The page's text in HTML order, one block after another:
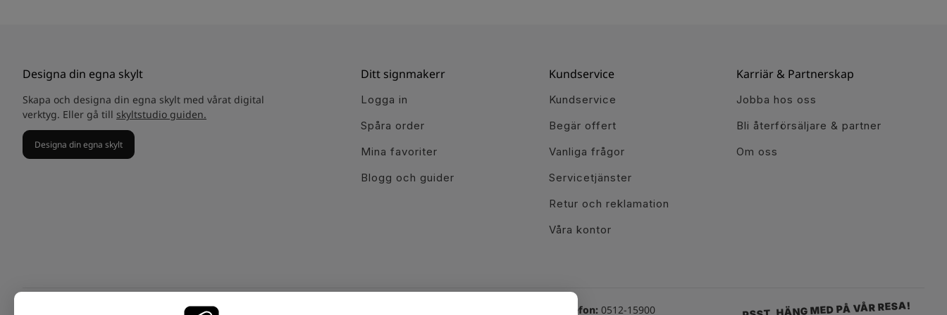
Designa din egna skylt
Skapa och designa din egna skylt med vårat digital
verktyg. Eller gå till skyltstudio guiden.
Designa din egna skylt
Ditt signmakerr
Logga in
Spåra order
Mina favoriter
Blogg och guider
Kundservice
Kundservice
Begär offert
Vanliga frågor
Servicetjänster
Retur och reklamation
Våra kontor
Karriär & Partnerskap
Jobba hos oss
Bli återförsäljare & partner
Om oss
Växel telefon: 0512-15900 PSST, HÄNG MED PÅ VÅR RESA!